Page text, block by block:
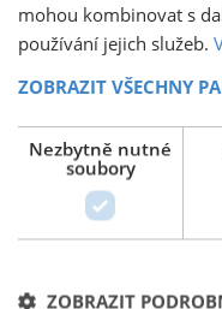
rozhlas.cz
PŘEHRADA VODNÍ
VSETÍN ZLÍNSKÝ
mohou kombinovat s
používání jejich služeb.
ZOBRAZIT VŠECHNY
Nezbytně nutné
soubory
ZOBRAZIT